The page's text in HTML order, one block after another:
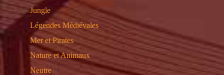
Jungle
Légendes Médiévales
Mer et Pirates
Nature et Animaux
Neutre